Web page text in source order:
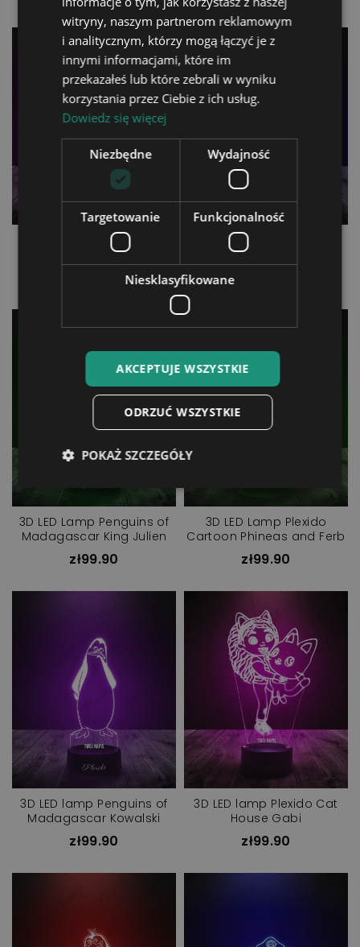
3D LED Lamp Monster
Labubu
3D LED lamp Plexido Buzz
Lightyear Toy Story 2
3D LED Lamp Penguins of
Madagascar King Julien
zł99.90
3D LED Lamp Plexido
Cartoon Phineas and Ferb
zł99.90
3D LED lamp Penguins of
Madagascar Kowalski
zł99.90
3D LED lamp Plexido Cat
House Gabi
zł99.90
witryny, naszym partnerom reklamowym
i analitycznym, którzy mogą łączyć je z
innymi informacjami, które im
przekazałeś lub które zebrali w wyniku
korzystania przez Ciebie z ich usług.
Dowiedz się więcej
Niezbędne Wydajność
Targetowanie Funkcjonalność
Niesklasyfikowane
AKCEPTUJE WSZYSTKIE
ODRZUĆ WSZYSTKIE
POKAŻ SZCZEGÓŁY